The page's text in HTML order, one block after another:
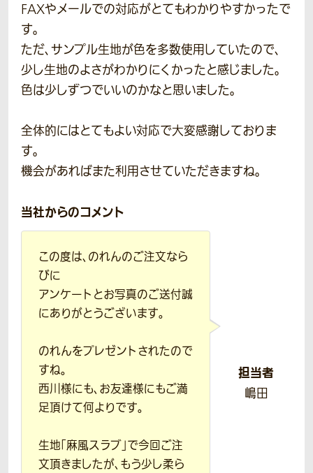
FAXやメールでの対応がとてもわかりやすかったで
す。
ただ、サンプル生地が色を多数使用していたので、
少し生地のよさがわかりにくかったと感じました。
色は少しずつでいいのかなと思いました。
全体的にはとてもよい対応で大変感謝しておりま
す。
機会があればまた利用させていただきますね。
当社からのコメント
この度は、のれんのご注文なら
びに
アンケートとお写真のご送付誠
にありがとうございます。
のれんをプレゼントされたので
すね。
西川様にも、お友達様にもご満
足頂けて何よりです。
生地「麻風スラブ」で今回ご注
文頂きましたが、もう少し柔ら
担当者
嶋田